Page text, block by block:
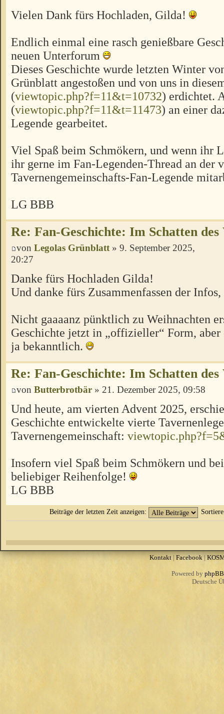
Vielen Dank fürs Hochladen, Gilda!
Endlich einmal eine rasch genießbare
neuen Unterforum
Dieses Geschichte wurde letzten Winter
Grünblatt angestoßen und von uns in
(viewtopic.php?f=11&t=10732) erdichtet.
(viewtopic.php?f=11&t=11473) an einer
Legende gearbeitet.
Viel Spaß beim Schmökern, und wenn ihr
ihr gerne im Fan-Legenden-Thread an der
Tavernengemeinschafts-Fan-Legende
LG BBB
Re: Fan-Geschichte: Im Schatten
von Legolas Grünblatt» 9. September 2025,
20:27
Danke fürs Hochladen Gilda!
Und danke fürs Zusammenfassen der
Nicht gaaaanz pünktlich zu Weihnachten
Geschichte jetzt in „offizieller“ Form,
ja bekanntlich.
Re: Fan-Geschichte: Im Schatten
von Butterbrotbär » 21. Dezember 2025, 09:58
Und heute, am vierten Advent 2025,
Geschichte entwickelte vierte
Tavernengemeinschaft:
Insofern viel Spaß beim Schmökern und
beliebiger Reihenfolge!
LG BBB
Beiträge der letzten Zeit anzeigen:
Kontakt| Facebook |
Powered by phpBB
Deutsche